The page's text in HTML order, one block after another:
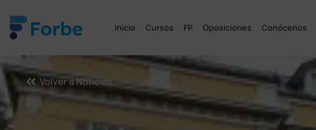
Inicio Cursos FP Oposiciones Conócenos
Volver a Noticias